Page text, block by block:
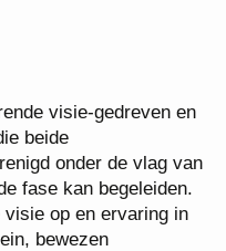
visie-gedreven
die beide
onder de vlag
fase kan
heldere visie op